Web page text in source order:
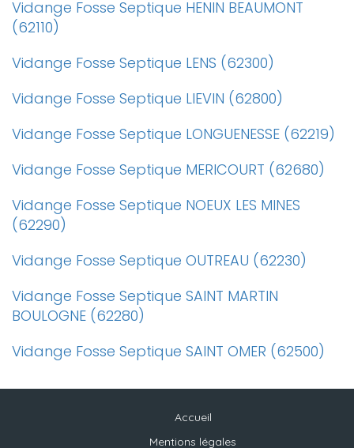
Vidange Fosse Septique HENIN BEAUMONT
(62110)
Vidange Fosse Septique LENS (62300)
Vidange Fosse Septique LIEVIN (62800)
Vidange Fosse Septique LONGUENESSE (62219)
Vidange Fosse Septique MERICOURT (62680)
Vidange Fosse Septique NOEUX LES MINES
(62290)
Vidange Fosse Septique OUTREAU (62230)
Vidange Fosse Septique SAINT MARTIN
BOULOGNE (62280)
Vidange Fosse Septique SAINT OMER (62500)
Accueil
Mentions légales